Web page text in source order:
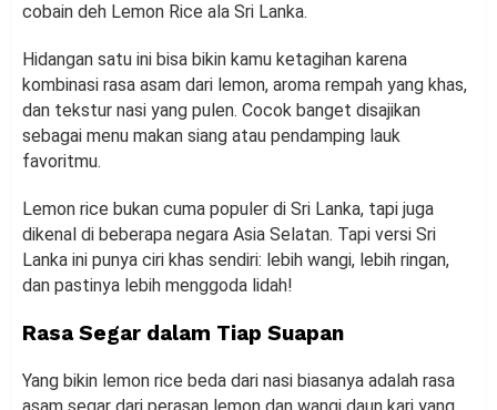
cobain deh Lemon Rice ala Sri Lanka.
Hidangan satu ini bisa bikin kamu ketagihan karena
kombinasi rasa asam dari lemon, aroma rempah yang khas,
dan tekstur nasi yang pulen. Cocok banget disajikan
sebagai menu makan siang atau pendamping lauk
favoritmu.
Lemon rice bukan cuma populer di Sri Lanka, tapi juga
dikenal di beberapa negara Asia Selatan. Tapi versi Sri
Lanka ini punya ciri khas sendiri: lebih wangi, lebih ringan,
dan pastinya lebih menggoda lidah!
Rasa Segar dalam Tiap Suapan
Yang bikin lemon rice beda dari nasi biasanya adalah rasa